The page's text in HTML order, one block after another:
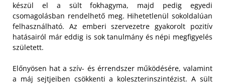
készül el a sült fokhagyma, majd pedig egyedi
csomagolásban rendelhető meg. Hihetetlenül sokoldalúan
felhasználható. Az emberi szervezetre gyakorolt pozitív
hatásairól már eddig is sok tanulmány és népi megfigyelés
született.
Előnyösen hat a szív- és érrendszer működésére, valamint
a máj sejtjeiben csökkenti a koleszterinszintézist. A sült